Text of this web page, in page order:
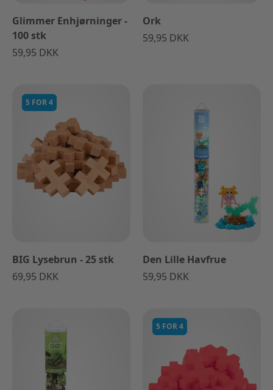
Glimmer Enhjørninger -
100 stk
59,95 DKK
Ork
59,95 DKK
5 FOR 4
BIG Lysebrun - 25 stk
69,95 DKK
Den Lille Havfrue
59,95 DKK
5 FOR 4